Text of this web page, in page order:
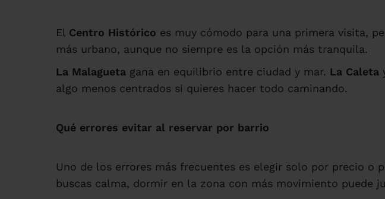
El Centro Histórico es muy cómodo para una primera visita,
más urbano, aunque no siempre es la opción más tranquila.
La Malagueta gana en equilibrio entre ciudad y mar. La Caleta
algo menos centrados si quieres hacer todo caminando.
Qué errores evitar al reservar por barrio
Uno de los errores más frecuentes es elegir solo por precio o
buscas calma, dormir en la zona con más movimiento puede